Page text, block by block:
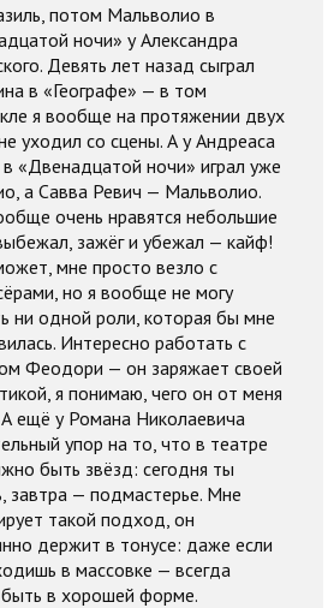
потом Мальволио в
ночи» у Александра
Девять лет назад сыграл
в «Географе» — в том
я вообще на протяжении двух
уходил со сцены. А у Андреаса
«Двенадцатой ночи» играл уже
а Савва Ревич — Мальволио.
очень нравятся небольшие
зажёг и убежал — кайф!
мне просто везло с
но я вообще не могу
ни одной роли, которая бы мне
Интересно работать с
Феодори — он заряжает своей
я понимаю, чего он от меня
А ещё у Романа Николаевича
упор на то, что в театре
быть звёзд: сегодня ты
завтра — подмастерье. Мне
такой подход, он
держит в тонусе: даже если
в массовке — всегда
в хорошей форме.